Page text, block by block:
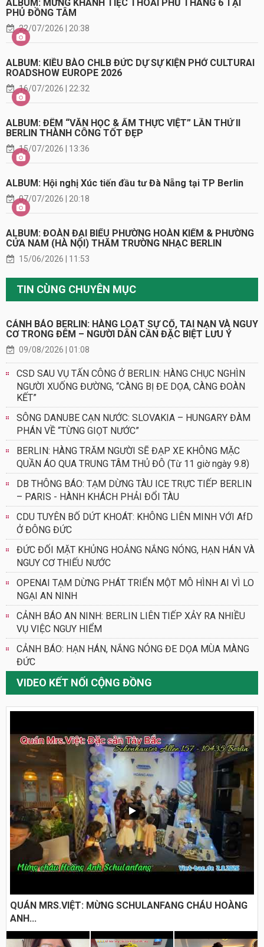
ALBUM: MỪNG KHÁNH TIỆC THOẢI PHỦ THÁNG 6 TẠI
PHỦ ĐỒNG TÂM
22/07/2026 | 20:38
ALBUM: KIỀU BÀO CHLB ĐỨC DỰ SỰ KIỆN PHỞ CULTURAI
ROADSHOW EUROPE 2026
16/07/2026 | 22:32
ALBUM: ĐÊM “VĂN HỌC & ẨM THỰC VIỆT” LẦN THỨ II
BERLIN THÀNH CÔNG TỐT ĐẸP
15/07/2026 | 13:36
ALBUM: Hội nghị Xúc tiến đầu tư Đà Nẵng tại TP Berlin
07/07/2026 | 20:18
ALBUM: ĐOÀN ĐẠI BIỂU PHƯỜNG HOÀN KIẾM & PHƯỜNG
CỬA NAM (HÀ NỘI) THĂM TRƯỜNG NHẠC BERLIN
15/06/2026 | 11:53
TIN CÙNG CHUYÊN MỤC
CẢNH BÁO BERLIN: HÀNG LOẠT SỰ CỐ, TAI NẠN VÀ NGUY
CƠ TRONG ĐÊM – NGƯỜI DÂN CẦN ĐẶC BIỆT LƯU Ý
09/08/2026 | 01:08
CSD SAU VỤ TẤN CÔNG Ở BERLIN: HÀNG CHỤC NGHÌN
NGƯỜI XUỐNG ĐƯỜNG, “CÀNG BỊ ĐE DỌA, CÀNG ĐOÀN
KẾT”
SÔNG DANUBE CẠN NƯỚC: SLOVAKIA – HUNGARY ĐÀM
PHÁN VỀ “TỪNG GIỌT NƯỚC”
BERLIN: HÀNG TRĂM NGƯỜI SẼ ĐẠP XE KHÔNG MẶC
QUẦN ÁO QUA TRUNG TÂM THỦ ĐÔ (Từ 11 giờ ngày 9.8)
DB THÔNG BÁO: TẠM DỪNG TÀU ICE TRỰC TIẾP BERLIN
– PARIS - HÀNH KHÁCH PHẢI ĐỔI TÀU
CDU TUYÊN BỐ DỨT KHOÁT: KHÔNG LIÊN MINH VỚI AfD
Ở ĐÔNG ĐỨC
ĐỨC ĐỐI MẶT KHỦNG HOẢNG NẮNG NÓNG, HẠN HÁN VÀ
NGUY CƠ THIẾU NƯỚC
OPENAI TẠM DỪNG PHÁT TRIỂN MỘT MÔ HÌNH AI VÌ LO
NGẠI AN NINH
CẢNH BÁO AN NINH: BERLIN LIÊN TIẾP XẢY RA NHIỀU
VỤ VIỆC NGUY HIỂM
CẢNH BÁO: HẠN HÁN, NẮNG NÓNG ĐE DỌA MÙA MÀNG
ĐỨC
VIDEO KẾT NỐI CỘNG ĐỒNG
QUÁN MRS.VIỆT: MỪNG SCHULANFANG CHÁU HOÀNG
ANH...